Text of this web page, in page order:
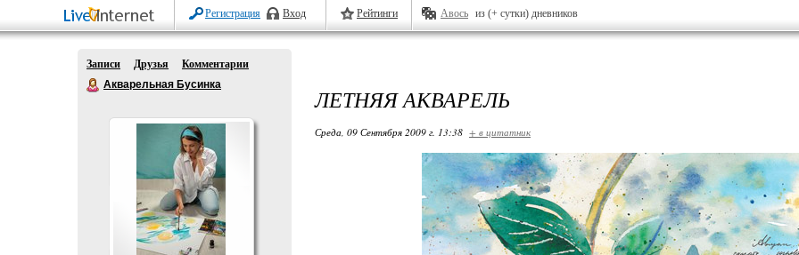
Регистрация Вход Рейтинги Авось из (+ сутки) дневников
Записи Друзья
Комментарии
Акварельная Бусинка
ЛЕТНЯЯ АКВАРЕЛЬ
Среда, 09 Сентября 2009 г. 13:38 + в цитатник